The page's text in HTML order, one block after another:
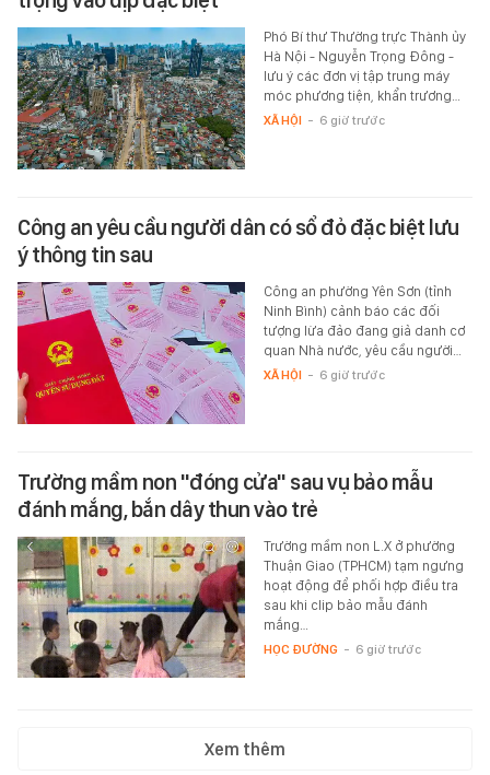
Phó Bí thư Thường trực Thành ủy
Hà Nội - Nguyễn Trọng Đông -
lưu ý các đơn vị tập trung máy
móc phương tiện, khẩn trương…
XÃ HỘI - 6 giờ trước
Công an yêu cầu người dân có sổ đỏ đặc biệt lưu
ý thông tin sau
Công an phường Yên Sơn (tỉnh
Ninh Bình) cảnh báo các đối
tượng lừa đảo đang giả danh cơ
quan Nhà nước, yêu cầu người…
XÃ HỘI - 6 giờ trước
Trường mầm non "đóng cửa" sau vụ bảo mẫu
đánh mắng, bắn dây thun vào trẻ
Trường mầm non L.X ở phường
Thuận Giao (TPHCM) tạm ngưng
hoạt động để phối hợp điều tra
sau khi clip bảo mẫu đánh
mắng…
HỌC ĐƯỜNG - 6 giờ trước
Xem thêm